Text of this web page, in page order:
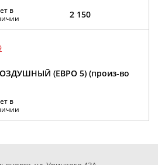
в
2 150
(ЕВРО 5) (произ-во
в